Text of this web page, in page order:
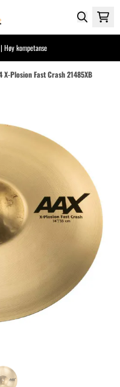
kompetanse
X-Plosion Fast Crash 21485XB